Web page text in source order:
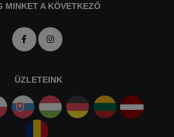
MINKET A KÖVETKEZŐ
ÜZLETEINK